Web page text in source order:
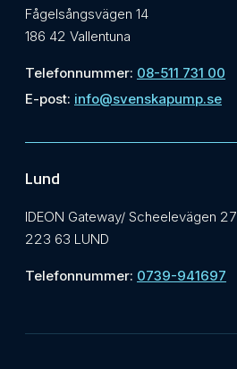
Fågelsångsvägen 14
186 42 Vallentuna
Telefonnummer: 08-511 731 00
E-post: info@svenskapump.se
Lund
IDEON Gateway/ Scheelevägen 27
223 63 LUND
Telefonnummer: 0739-941697